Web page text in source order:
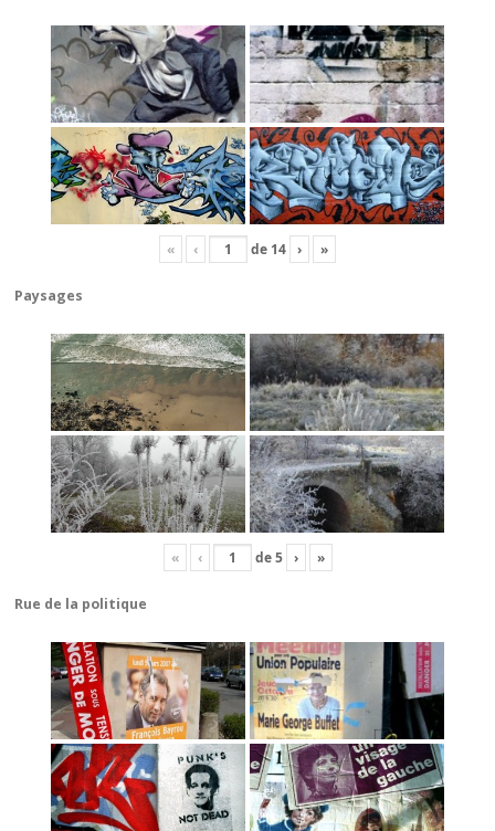
« ‹ de 14 › »
Paysages
« ‹ de5 › »
Rue de la politique